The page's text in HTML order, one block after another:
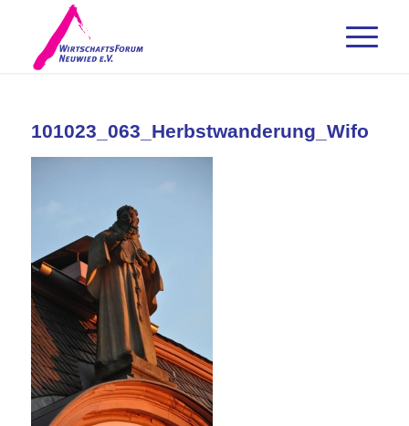
101023_063_Herbstwanderung_Wifo